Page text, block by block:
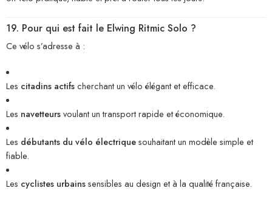
19. Pour qui est fait le Elwing Ritmic Solo ?
Ce vélo s’adresse à :
Les citadins actifscherchant un vélo élégant et efficace.
Les navetteursvoulant un transport rapide et économique.
Les débutants du vélo électriquesouhaitant un modèle simple et
fiable.
Les cyclistes urbainssensibles au design et à la qualité française.